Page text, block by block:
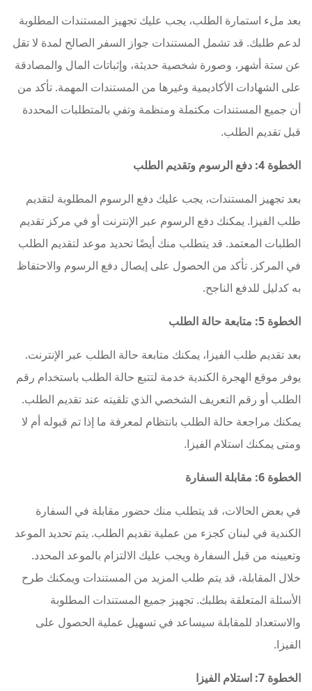
بعد ملء استمارة الطلب، يجب عليك تجهيز المستندات المطلوبة
لدعم طلبك. قد تشمل المستندات جواز السفر الصالح لمدة لا تقل
عن ستة أشهر، وصورة شخصية حديثة، وإثباتات المال والمصادقة
على الشهادات الأكاديمية وغيرها من المستندات المهمة. تأكد من
أن جميع المستندات مكتملة ومنظمة وتفي بالمتطلبات المحددة
قبل تقديم الطلب.
الخطوة 4: دفع الرسوم وتقديم الطلب
بعد تجهيز المستندات، يجب عليك دفع الرسوم المطلوبة لتقديم
طلب الفيزا. يمكنك دفع الرسوم عبر الإنترنت أو في مركز تقديم
الطلبات المعتمد. قد يتطلب منك أيضًا تحديد موعد لتقديم الطلب
في المركز. تأكد من الحصول على إيصال دفع الرسوم والاحتفاظ
به كدليل للدفع الناجح.
الخطوة 5: متابعة حالة الطلب
بعد تقديم طلب الفيزا، يمكنك متابعة حالة الطلب عبر الإنترنت.
يوفر موقع الهجرة الكندية خدمة لتتبع حالة الطلب باستخدام رقم
الطلب أو رقم التعريف الشخصي الذي تلقيته عند تقديم الطلب.
يمكنك مراجعة حالة الطلب بانتظام لمعرفة ما إذا تم قبوله أم لا
ومتى يمكنك استلام الفيزا.
الخطوة 6: مقابلة السفارة
في بعض الحالات، قد يتطلب منك حضور مقابلة في السفارة
الكندية في لبنان كجزء من عملية تقديم الطلب. يتم تحديد الموعد
وتعيينه من قبل السفارة ويجب عليك الالتزام بالموعد المحدد.
خلال المقابلة، قد يتم طلب المزيد من المستندات ويمكنك طرح
الأسئلة المتعلقة بطلبك. تجهيز جميع المستندات المطلوبة
والاستعداد للمقابلة سيساعد في تسهيل عملية الحصول على
الفيزا.
الخطوة 7: استلام الفيزا